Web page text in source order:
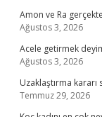
Amon ve Ra
Ağustos 3, 2026
Acele getirmek
Ağustos 3, 2026
Uzaklaştırma
Temmuz 29, 2026